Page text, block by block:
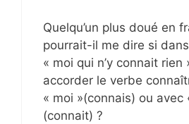
Quelqu’un plus doué en
pourrait-il me dire si
« moi qui n’y connait rien
accorder le verbe
« moi »(connais) ou avec
(connait) ?